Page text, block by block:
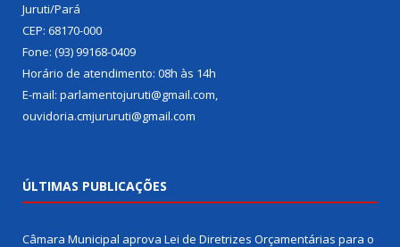
Juruti/Pará
CEP: 68170-000
Fone: (93) 99168-0409
Horário de atendimento: 08h às 14h
E-mail: parlamentojuruti@gmail.com,
ouvidoria.cmjururuti@gmail.com
ÚLTIMAS PUBLICAÇÕES
Câmara Municipal aprova Lei de Diretrizes Orçamentárias para o